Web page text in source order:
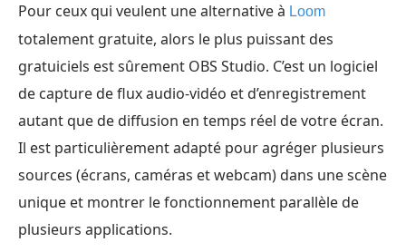
Pour ceux qui veulent une alternative à Loom
totalement gratuite, alors le plus puissant des
gratuiciels est sûrement OBS Studio. C’est un logiciel
de capture de flux audio-vidéo et d’enregistrement
autant que de diffusion en temps réel de votre écran.
Il est particulièrement adapté pour agréger plusieurs
sources (écrans, caméras et webcam) dans une scène
unique et montrer le fonctionnement parallèle de
plusieurs applications.